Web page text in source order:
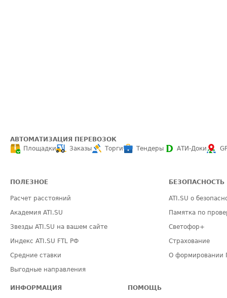
АВТОМАТИЗАЦИЯ ПЕРЕВОЗОК
Площадки
Заказы Торги Тендеры АТИ-Доки
ПОЛЕЗНОЕ
Расчет расстояний
Академия ATI.SU
Звезды ATI.SU на вашем сайте
Индекс ATI.SU FTL РФ
Средние ставки
Выгодные направления
БЕЗОПАСНОСТЬ
ATI.SU о
Памятка по
Светофор+
Страхование
О формировании
ИНФОРМАЦИЯ ПОМОЩЬ